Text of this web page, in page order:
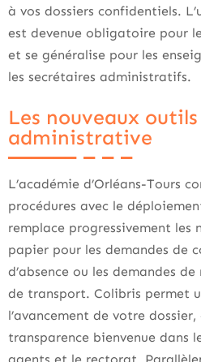
à vos dossiers confidentiels.
est devenue obligatoire pour
et se généralise pour les
les secrétaires administratifs.
Les nouveaux
administrative
L’académie d’Orléans-Tours
procédures avec le
remplace progressivement les
papier pour les demandes de
d’absence ou les demandes
de transport. Colibris permet
l’avancement de votre
transparence bienvenue dans